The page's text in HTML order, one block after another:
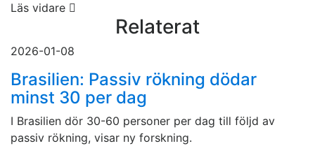
Läs vidare
Relaterat
2026-01-08
Brasilien: Passiv rökning dödar
minst 30 per dag
I Brasilien dör 30-60 personer per dag till följd av
passiv rökning, visar ny forskning.